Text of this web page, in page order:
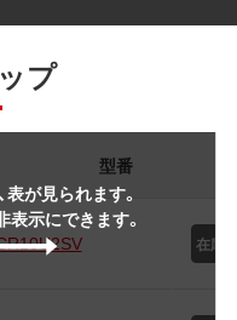
プ
が見られます。
示にできます。
型番